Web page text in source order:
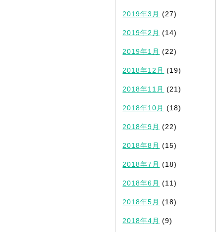
2019年3月 (27)
2019年2月 (14)
2019年1月 (22)
2018年12月 (19)
2018年11月 (21)
2018年10月 (18)
2018年9月 (22)
2018年8月 (15)
2018年7月 (18)
2018年6月 (11)
2018年5月 (18)
2018年4月 (9)